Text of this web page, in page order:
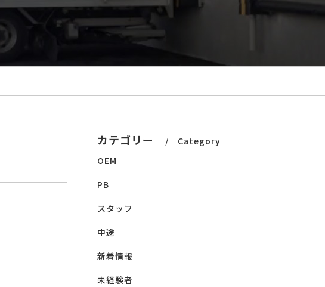
スタッフ
ぬれアンダギー
カテゴリー
Category
OEM
PB
スタッフ
中途
新着情報
未経験者